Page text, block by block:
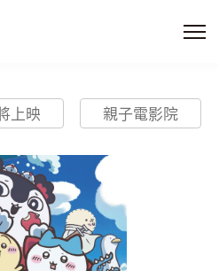
上映 親子電影院